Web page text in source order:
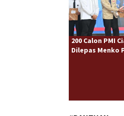
200 Calon PMI
Dilepas Menko